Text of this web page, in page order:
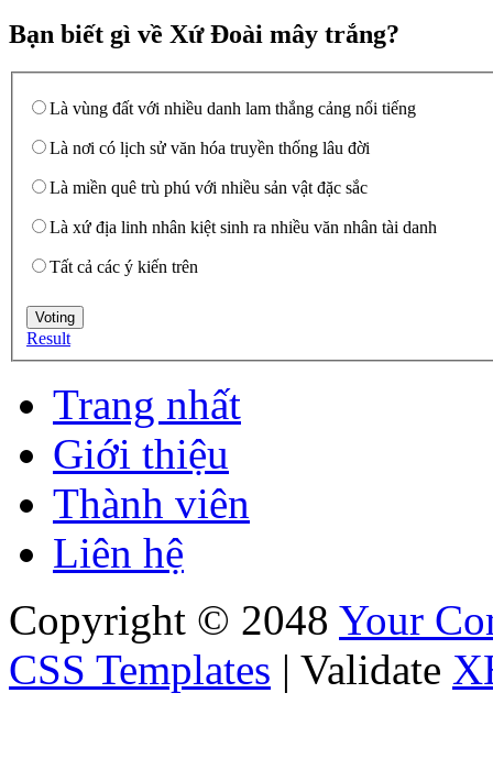
Bạn biết gì về Xứ Đoài mây trắng?
Là vùng đất với nhiều danh lam thắng cảng nổi tiếng
Là nơi có lịch sử văn hóa truyền thống lâu đời
Là miền quê trù phú với nhiều sản vật đặc sắc
Là xứ địa linh nhân kiệt sinh ra nhiều văn nhân tài danh
Tất cả các ý kiến trên
Result
Trang nhất
Giới thiệu
Thành viên
Liên hệ
Copyright © 2048 Your
CSS Templates | Validate